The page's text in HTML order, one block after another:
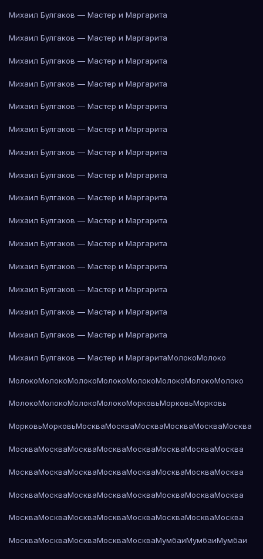
Михаил Булгаков — Мастер и Маргарита
Михаил Булгаков — Мастер и Маргарита
Михаил Булгаков — Мастер и Маргарита
Михаил Булгаков — Мастер и Маргарита
Михаил Булгаков — Мастер и Маргарита
Михаил Булгаков — Мастер и Маргарита
Михаил Булгаков — Мастер и Маргарита
Михаил Булгаков — Мастер и Маргарита
Михаил Булгаков — Мастер и Маргарита
Михаил Булгаков — Мастер и Маргарита
Михаил Булгаков — Мастер и Маргарита
Михаил Булгаков — Мастер и Маргарита
Михаил Булгаков — Мастер и Маргарита
Михаил Булгаков — Мастер и Маргарита
Михаил Булгаков — Мастер и Маргарита
Михаил Булгаков — Мастер и МаргаритаМолокоМолоко
МолокоМолокоМолокоМолокоМолокоМолокоМолокоМолоко
МолокоМолокоМолокоМолокоМорковьМорковьМорковь
МорковьМорковьМоскваМоскваМоскваМоскваМоскваМосква
МоскваМоскваМоскваМоскваМоскваМоскваМоскваМосква
МоскваМоскваМоскваМоскваМоскваМоскваМоскваМосква
МоскваМоскваМоскваМоскваМоскваМоскваМоскваМосква
МоскваМоскваМоскваМоскваМоскваМоскваМоскваМосква
МоскваМоскваМоскваМоскваМоскваМумбаиМумбаиМумбаи